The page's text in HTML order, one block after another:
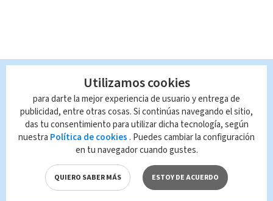
Utilizamos cookies
para darte la mejor experiencia de usuario y entrega de
publicidad, entre otras cosas. Si continúas navegando el sitio,
das tu consentimiento para utilizar dicha tecnología, según
nuestra Política de cookies . Puedes cambiar la configuración
en tu navegador cuando gustes.
QUIERO SABER MÁS ESTOY DE ACUERDO